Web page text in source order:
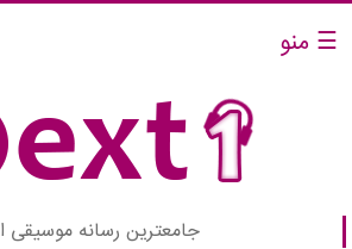
☰ منو
جامعترین رسانه موسیقی